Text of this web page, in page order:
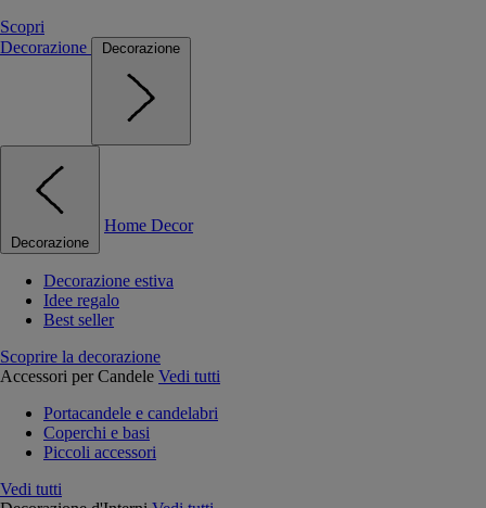
Scopri
Decorazione
Decorazione
Decorazione
Home Decor
Decorazione estiva
Idee regalo
Best seller
Scoprire la decorazione
Accessori per Candele Vedi tutti
Portacandele e candelabri
Coperchi e basi
Piccoli accessori
Vedi tutti